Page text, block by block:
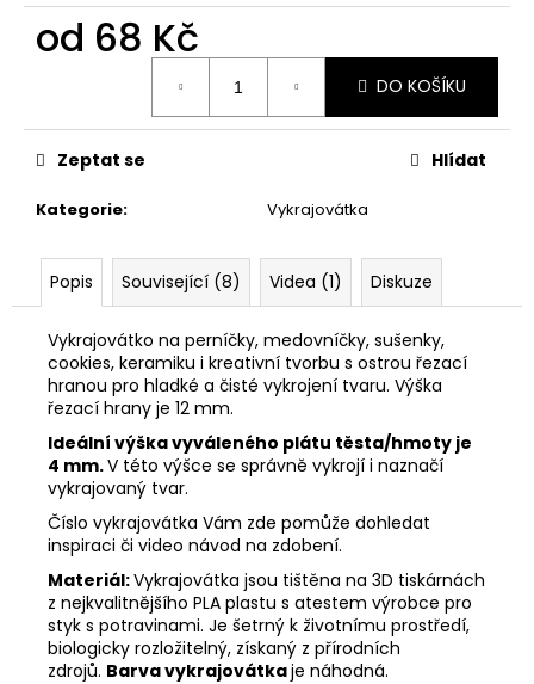
od 68 Kč
DO KOŠÍKU
Kategorie: Vykrajovátka
Zeptat se Hlídat
Popis Související (8) Videa (1) Diskuze
Vykrajovátko na perníčky, medovníčky, sušenky,
cookies, keramiku i kreativní tvorbu s ostrou řezací
hranou pro hladké a čisté vykrojení tvaru. Výška
řezací hrany je 12 mm.
Ideální výška vyváleného plátu těsta/hmoty je
4 mm.V této výšce se správně vykrojí i naznačí
vykrajovaný tvar.
Číslo vykrajovátka Vám zde pomůže dohledat
inspiraci či video návod na zdobení.
Materiál:Vykrajovátka jsou tištěna na 3D tiskárnách
z nejkvalitnějšího PLA plastu s atestem výrobce pro
styk s potravinami. Je šetrný k životnímu prostředí,
biologicky rozložitelný, získaný z přírodních
zdrojů. Barva vykrajovátkaje náhodná.
č
u
m
e
VYKRAJOVÁTKA
#860
Kč